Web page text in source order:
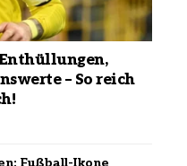
– So reich
Fußball-Ikone